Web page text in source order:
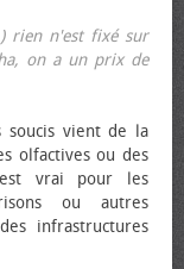
rien n'est fixé sur
on a un prix de
soucis vient de la
olfactives ou des
vrai pour les
ou autres
infrastructures